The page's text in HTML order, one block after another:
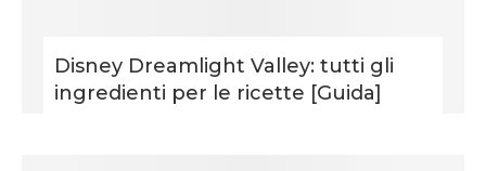
Disney Dreamlight Valley: tutti gli
ingredienti per le ricette [Guida]